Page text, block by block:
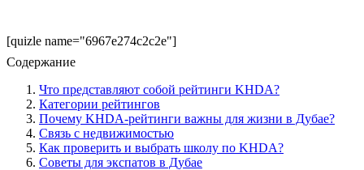
[quizle name="6967e274c2c2e"]
Содержание
Что представляют собой рейтинги KHDA?
Категории рейтингов
Почему KHDA-рейтинги важны для жизни в Дубае?
Связь с недвижимостью
Как проверить и выбрать школу по KHDA?
Советы для экспатов в Дубае